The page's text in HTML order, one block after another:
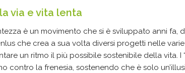
via e vita lenta
è un movimento che si è sviluppato anni fa,
che crea a sua volta diversi progetti nelle
un ritmo il più possibile sostenibile della vita. I
contro la frenesia, sostenendo che è solo